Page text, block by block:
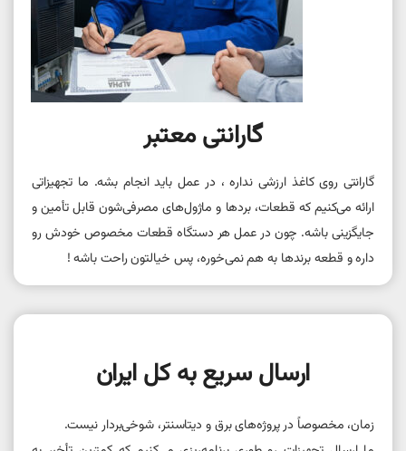
گارانتی معتبر
گارانتی روی کاغذ ارزشی نداره ، در عمل باید انجام بشه. ما تجهیزاتی
ارائه می‌کنیم که قطعات، بردها و ماژول‌های مصرفی‌شون قابل تأمین و
جایگزینی باشه. چون در عمل هر دستگاه قطعات مخصوص خودش رو
داره و قطعه برندها به هم نمی‌خوره، پس خیالتون راحت باشه !
ارسال سریع به کل ایران
زمان، مخصوصاً در پروژه‌های برق و دیتاسنتر، شوخی‌بردار نیست.